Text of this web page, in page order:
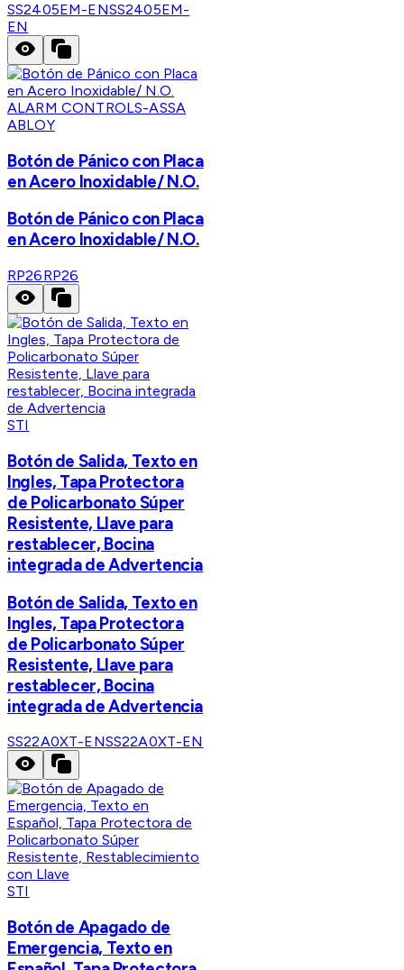
SS2405EM-ENSS2405EM-
EN
ALARM CONTROLS-ASSA
ABLOY
Botón de Pánico con Placa
en Acero Inoxidable/ N.O.
Botón de Pánico con Placa
en Acero Inoxidable/ N.O.
RP26RP26
STI
Botón de Salida, Texto en
Ingles, Tapa Protectora
de Policarbonato Súper
Resistente, Llave para
restablecer, Bocina
integrada de Advertencia
Botón de Salida, Texto en
Ingles, Tapa Protectora
de Policarbonato Súper
Resistente, Llave para
restablecer, Bocina
integrada de Advertencia
SS22A0XT-ENSS22A0XT-EN
STI
Botón de Apagado de
Emergencia, Texto en